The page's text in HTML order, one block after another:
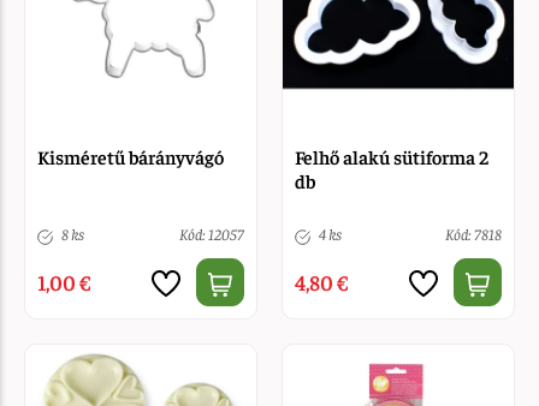
Kisméretű bárányvágó
8 ks Kód: 12057
1,00 €
Felhő alakú sütiforma 2
db
4 ks Kód: 7818
4,80 €